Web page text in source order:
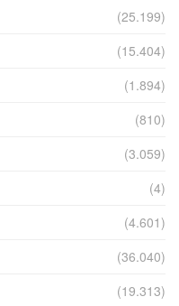
(25.199)
(15.404)
(1.894)
(810)
(3.059)
(4)
(4.601)
(36.040)
(19.313)